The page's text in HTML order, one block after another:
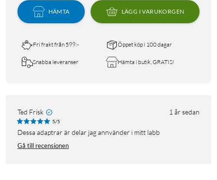
HÄMTA LÄGG I VARUKORGEN
Fri frakt från 599:- Öppet köp i 100 dagar
Snabba leveranser Hämta i butik, GRATIS!
Ted Frisk 1 år sedan
5/5
dessa adaptrar är delar jag annvänder i mitt labb
Gå till recensionen